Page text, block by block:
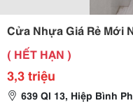
Cửa Nhựa Giá Rẻ Mới
( HẾT HẠN )
3,3 triệu
639 Ql 13, Hiệp Bình